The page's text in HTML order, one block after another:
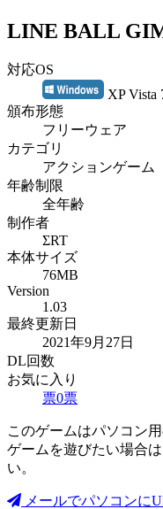
LINE BALL
対応OS
XP Vista
頒布形態
フリーウェア
カテゴリ
アクションゲーム
年齢制限
全年齢
制作者
ΣRT
本体サイズ
76MB
Version
1.03
最終更新日
2021年9月27日
DL回数
お気に入り
票0票
このゲームはパソコン
ゲームを遊びたい場合
い。
メールでパソコンに